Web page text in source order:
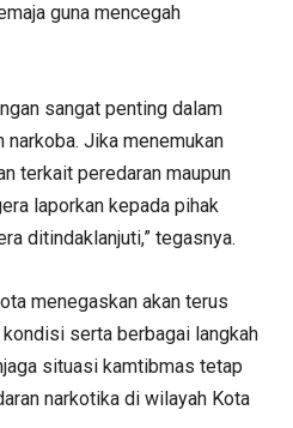
guna mencegah
sangat penting dalam
narkoba. Jika menemukan
terkait peredaran maupun
laporkan kepada pihak
ditindaklanjuti,” tegasnya.
menegaskan akan terus
serta berbagai langkah
situasi kamtibmas tetap
narkotika di wilayah Kota